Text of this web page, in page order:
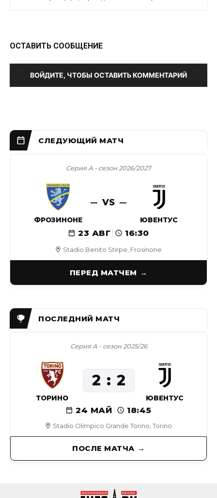
ОСТАВИТЬ СООБЩЕНИЕ
ВОЙДИТЕ, ЧТОБЫ ОСТАВИТЬ КОММЕНТАРИЙ
Stadio Benito Stirpe, Frosinone
Серия А - сезон 2026/2027
ФРОЗИНОНЕ
VS
ЮВЕНТУС
23 АВГ 16:30
ПЕРЕД МАТЧЕМ
Stadio Olimpico Grande Torino, Torino
Серия А - сезон 2025/26
24 МАЙ 18:45
ТОРИНО
2 2
ЮВЕНТУС
ПОСЛЕ МАТЧА